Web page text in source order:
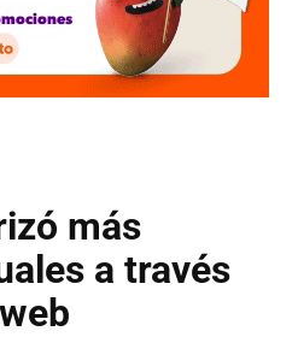
más
a través